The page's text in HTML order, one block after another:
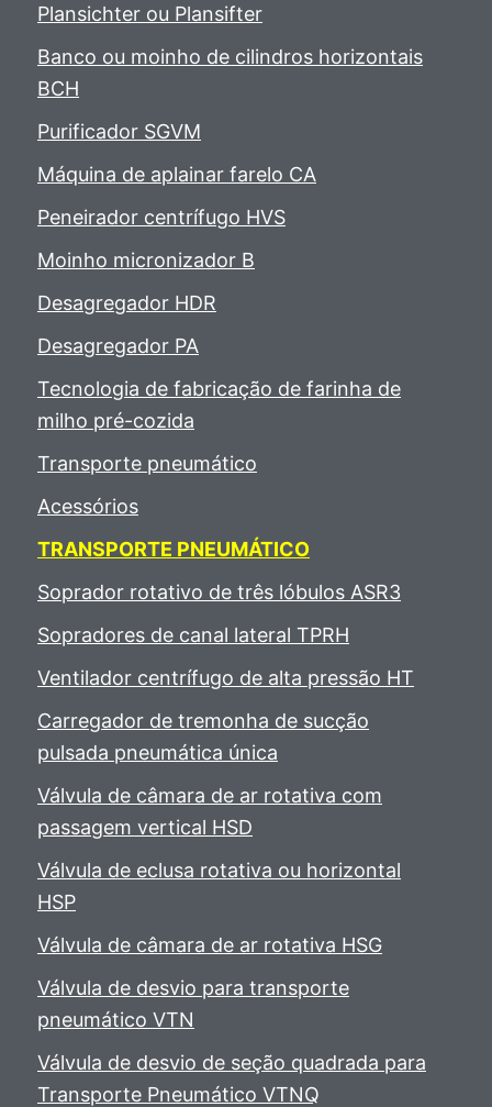
Plansichter ou Plansifter
Banco ou moinho de cilindros horizontais
BCH
Purificador SGVM
Máquina de aplainar farelo CA
Peneirador centrífugo HVS
Moinho micronizador B
Desagregador HDR
Desagregador PA
Tecnologia de fabricação de farinha de
milho pré-cozida
Transporte pneumático
Acessórios
TRANSPORTE PNEUMÁTICO
Soprador rotativo de três lóbulos ASR3
Sopradores de canal lateral TPRH
Ventilador centrífugo de alta pressão HT
Carregador de tremonha de sucção
pulsada pneumática única
Válvula de câmara de ar rotativa com
passagem vertical HSD
Válvula de eclusa rotativa ou horizontal
HSP
Válvula de câmara de ar rotativa HSG
Válvula de desvio para transporte
pneumático VTN
Válvula de desvio de seção quadrada para
Transporte Pneumático VTNQ